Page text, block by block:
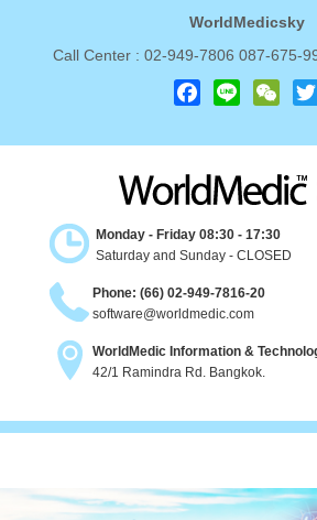
WorldMedicsky
Call Center : 02-949-7806 087-675-
Monday - Friday 08:30 - 17:30
Saturday and Sunday - CLOSED
Phone: (66) 02-949-7816-20
software@worldmedic.com
WorldMedic Information &
42/1 Ramindra Rd. Bangkok.